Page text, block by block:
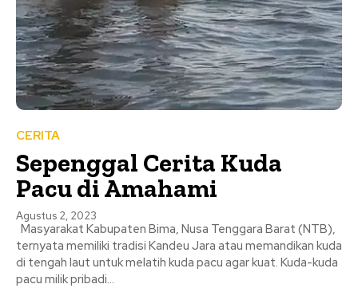
CERITA
Sepenggal Cerita Kuda
Pacu di Amahami
Agustus 2, 2023
Masyarakat Kabupaten Bima, Nusa Tenggara Barat (NTB),
ternyata memiliki tradisi Kandeu Jara atau memandikan kuda
di tengah laut untuk melatih kuda pacu agar kuat. Kuda-kuda
pacu milik pribadi...